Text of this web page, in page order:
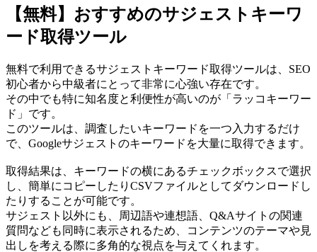
【無料】おすすめのサジェストキーワ
ード取得ツール
無料で利用できるサジェストキーワード取得ツールは、SEO
初心者から中級者にとって非常に心強い存在です。
その中でも特に知名度と利便性が高いのが「ラッコキーワー
ド」です。
このツールは、調査したいキーワードを一つ入力するだけ
で、Googleサジェストのキーワードを大量に取得できます。
取得結果は、キーワードの横にあるチェックボックスで選択
し、簡単にコピーしたりCSVファイルとしてダウンロードし
たりすることが可能です。
サジェスト以外にも、周辺語や連想語、Q&Aサイトの関連
質問なども同時に表示されるため、コンテンツのテーマや見
出しを考える際に多角的な視点を与えてくれます。